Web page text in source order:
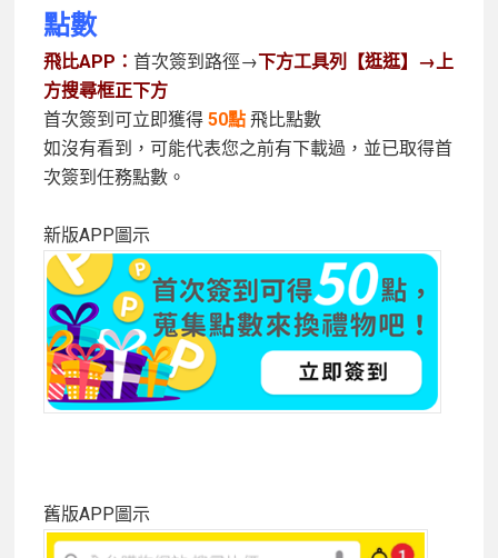
點數
飛比APP： 首次簽到路徑→下方工具列【逛逛】→上
方搜尋框正下方
首次簽到可立即獲得 50點 飛比點數
如沒有看到，可能代表您之前有下載過，並已取得首
次簽到任務點數。
新版APP圖示
舊版APP圖示